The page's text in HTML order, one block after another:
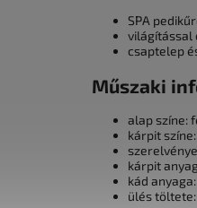
SPA
világítással
csaptelep
Műszaki
alap színe:
kárpit
kárpit
kád
ülés